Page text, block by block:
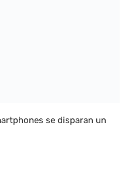
se disparan un